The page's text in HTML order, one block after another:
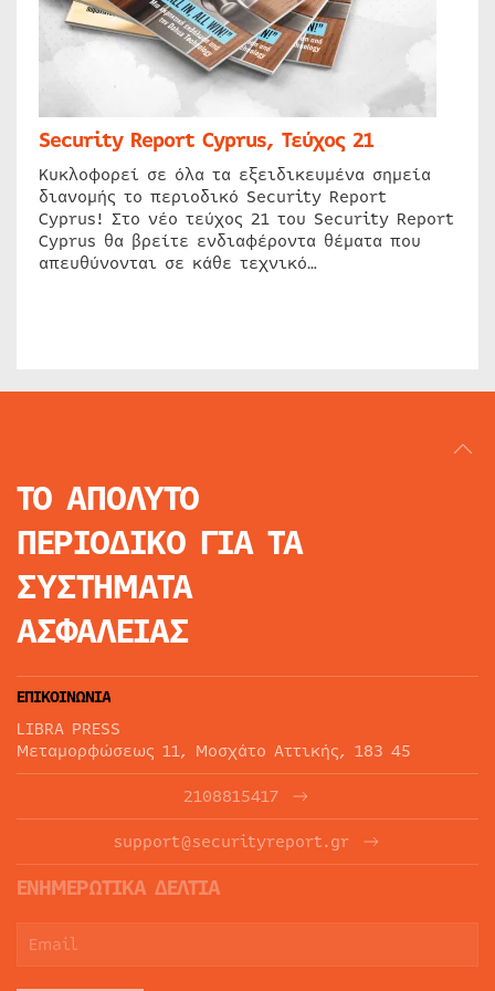
Security Report Cyprus, Τεύχος 21
Κυκλοφορεί σε όλα τα εξειδικευμένα σημεία
διανομής το περιοδικό Security Report
Cyprus! Στο νέο τεύχος 21 του Security Report
Cyprus θα βρείτε ενδιαφέροντα θέματα που
απευθύνονται σε κάθε τεχνικό…
ΤΟ ΑΠΟΛΥΤΟ
ΠΕΡΙΟΔΙΚΟ ΓΙΑ ΤΑ
ΣΥΣΤΗΜΑΤΑ
ΑΣΦΑΛΕΙΑΣ
ΕΠΙΚΟΙΝΩΝΙΑ
LIBRA PRESS
Μεταμορφώσεως 11, Μοσχάτο Αττικής, 183 45
2108815417
support@securityreport.gr
ΕΝΗΜΕΡΩΤΙΚΑ ΔΕΛΤΙΑ